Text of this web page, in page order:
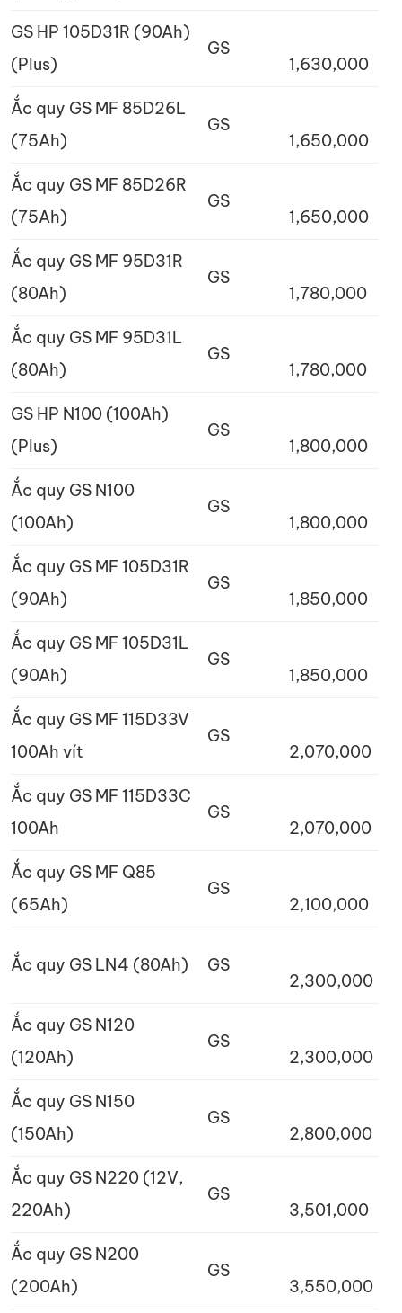
GS HP 105D31R (90Ah)
(Plus)
GS
1,630,000
Ắc quy GS MF 85D26L
(75Ah)
GS
1,650,000
Ắc quy GS MF 85D26R
(75Ah)
GS
1,650,000
Ắc quy GS MF 95D31R
(80Ah)
GS
1,780,000
Ắc quy GS MF 95D31L
(80Ah)
GS
1,780,000
GS HP N100 (100Ah)
(Plus)
GS
1,800,000
Ắc quy GS N100
(100Ah)
GS
1,800,000
Ắc quy GS MF 105D31R
(90Ah)
GS
1,850,000
Ắc quy GS MF 105D31L
(90Ah)
GS
1,850,000
Ắc quy GS MF 115D33V
100Ah vít
GS
2,070,000
Ắc quy GS MF 115D33C
100Ah
GS
2,070,000
Ắc quy GS MF Q85
(65Ah)
GS
2,100,000
Ắc quy GS LN4 (80Ah) GS
2,300,000
Ắc quy GS N120
(120Ah)
GS
2,300,000
Ắc quy GS N150
(150Ah)
GS
2,800,000
Ắc quy GS N220 (12V,
220Ah)
GS
3,501,000
Ắc quy GS N200
(200Ah)
GS
3,550,000